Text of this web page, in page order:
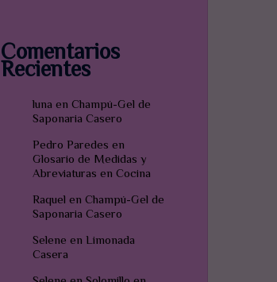
Comentarios
Recientes
luna en Champú-Gel de
Saponaria Casero
Pedro Paredes en
Glosario de Medidas y
Abreviaturas en Cocina
Raquel en Champú-Gel de
Saponaria Casero
Selene en Limonada
Casera